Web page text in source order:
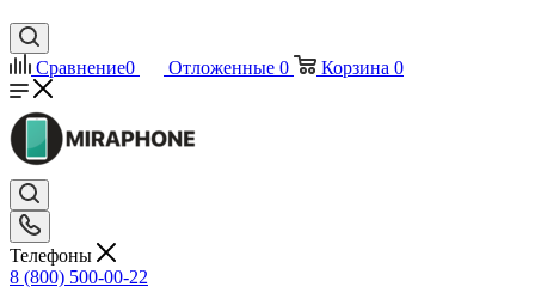
Сравнение0 Отложенные 0 Корзина 0
Телефоны
8 (800) 500-00-22